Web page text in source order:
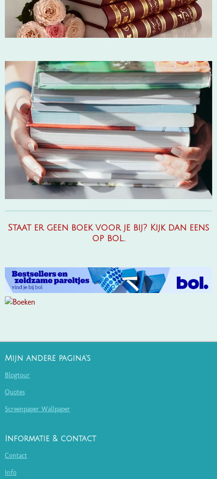
Staat er geen boek voor je bij? Kijk dan eens
op bol.
Mijn andere pagina's
Blogtour
Quotes
Screenpaper Wallpaper
Informatie & contact
Contact
Info